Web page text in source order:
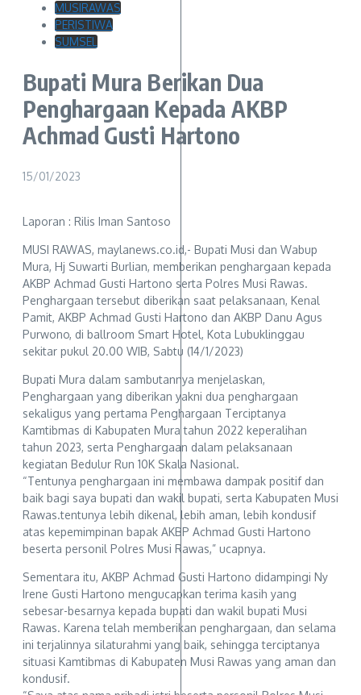
MUSIRAWAS
PERISTIWA
SUMSEL
Bupati Mura Berikan Dua
Penghargaan Kepada AKBP
Achmad Gusti Hartono
15/01/2023
Laporan : Rilis Iman Santoso
MUSI RAWAS, maylanews.co.id,- Bupati Musi dan Wabup
Mura, Hj Suwarti Burlian, memberikan penghargaan kepada
AKBP Achmad Gusti Hartono serta Polres Musi Rawas.
Penghargaan tersebut diberikan saat pelaksanaan, Kenal
Pamit, AKBP Achmad Gusti Hartono dan AKBP Danu Agus
Purwono, di ballroom Smart Hotel, Kota Lubuklinggau
sekitar pukul 20.00 WIB, Sabtu (14/1/2023)
Bupati Mura dalam sambutannya menjelaskan,
Penghargaan yang diberikan yakni dua penghargaan
sekaligus yang pertama Penghargaan Terciptanya
Kamtibmas di Kabupaten Mura tahun 2022 keperalihan
tahun 2023, serta Penghargaan dalam pelaksanaan
kegiatan Bedulur Run 10K Skala Nasional.
“Tentunya penghargaan ini membawa dampak positif dan
baik bagi saya bupati dan wakil bupati, serta Kabupaten Musi
Rawas.tentunya lebih dikenal, lebih aman, lebih kondusif
atas kepemimpinan bapak AKBP Achmad Gusti Hartono
beserta personil Polres Musi Rawas,” ucapnya.
Sementara itu, AKBP Achmad Gusti Hartono didampingi Ny
Irene Gusti Hartono mengucapkan terima kasih yang
sebesar-besarnya kepada bupati dan wakil bupati Musi
Rawas. Karena telah memberikan penghargaan, dan selama
ini terjalinnya silaturahmi yang baik, sehingga terciptanya
situasi Kamtibmas di Kabupaten Musi Rawas yang aman dan
kondusif.